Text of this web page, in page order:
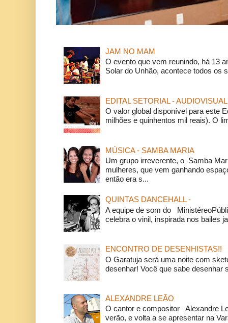
JAM NO MAM
O evento que vem reunindo, há 13
Solar do Unhão, acontece todos os
EDITAL SETORIAL - AUDIOVISUAL
O valor global disponível para este
milhões e quinhentos mil reais). O
MÚSICA - SAMBA MARIA
Um grupo irreverente, o Samba
mulheres, que vem ganhando
então era s...
QUINTAS DANCEHALL -
A equipe de som do
celebra o vinil, inspirada nos bailes
ENCONTRO DE DESENHISTAS!!
O Garatuja será uma noite com
desenhar! Você que sabe desenhar
ALEXANDRE LEÃO
O cantor e compositor Alexandre
verão, e volta a se apresentar na